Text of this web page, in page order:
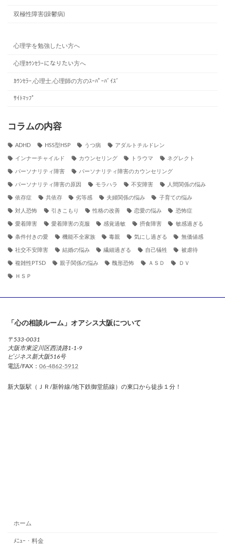
双極性障害(躁鬱病)
心理学を勉強したい方へ
心理ｶｳﾝｾﾗｰになりたい方へ
ｶｳﾝｾﾗｰ,心理士,心理師の方のｽｰﾊﾟｰﾊﾞｲｽﾞ
ｻｲﾄﾏｯﾌﾟ
コラムの内容
ADHD HSS型HSP うつ病 アダルトチルドレン
インナーチャイルド カウンセリング トラウマ ネグレクト
パーソナリティ障害 パーソナリティ障害のカウンセリング
パーソナリティ障害の原因 モラハラ 不安障害 人間関係の悩み
依存症 共依存 劣等感 夫婦関係の悩み 子育ての悩み
対人恐怖 引きこもり 性格の改善 恋愛の悩み 恐怖症
愛着障害 愛着障害の克服 感覚過敏 摂食障害 敏感過ぎる
条件付きの愛 機能不全家族 毒親 気にし過ぎる 無価値感
社交不安障害 結婚の悩み 繊細過ぎる 自己犠牲 被虐待
複雑性PTSD 親子関係の悩み 醜形恐怖 ＡＳＤ ＤＶ
ＨＳＰ
「心の相談ルーム」オアシス大阪について
〒533-0031
大阪市東淀川区西淡路1-1-9
ビジネス新大阪516号
電話/FAX： 06-4862-5912
新大阪駅（ＪＲ/新幹線/地下鉄御堂筋線）の東口から徒歩１分！
ホーム
ﾒﾆｭｰ・料金